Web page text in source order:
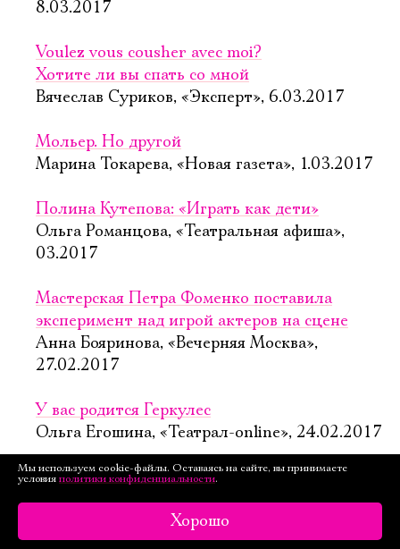
8.03.2017
Voulez vous cousher avec moi?
Хотите ли вы спать со мной
Вячеслав Суриков, «Эксперт», 6.03.2017
Мольер. Но другой
Марина Токарева, «Новая газета», 1.03.2017
Полина Кутепова: «Играть как дети»
Ольга Романцова, «Театральная афиша»,
03.2017
Мастерская Петра Фоменко поставила
эксперимент над игрой актеров на сцене
Анна Бояринова, «Вечерняя Москва»,
27.02.2017
У вас родится Геркулес
Ольга Егошина, «Театрал-online», 24.02.2017
Кристоф Рок: «Русские гораздо романтичнее
французов»
Наталья Васильева, «Известия», 23.02.2017
Мы используем cookie-файлы. Оставаясь на сайте, вы принимаете
условия политики конфиденциальности.
Хорошо